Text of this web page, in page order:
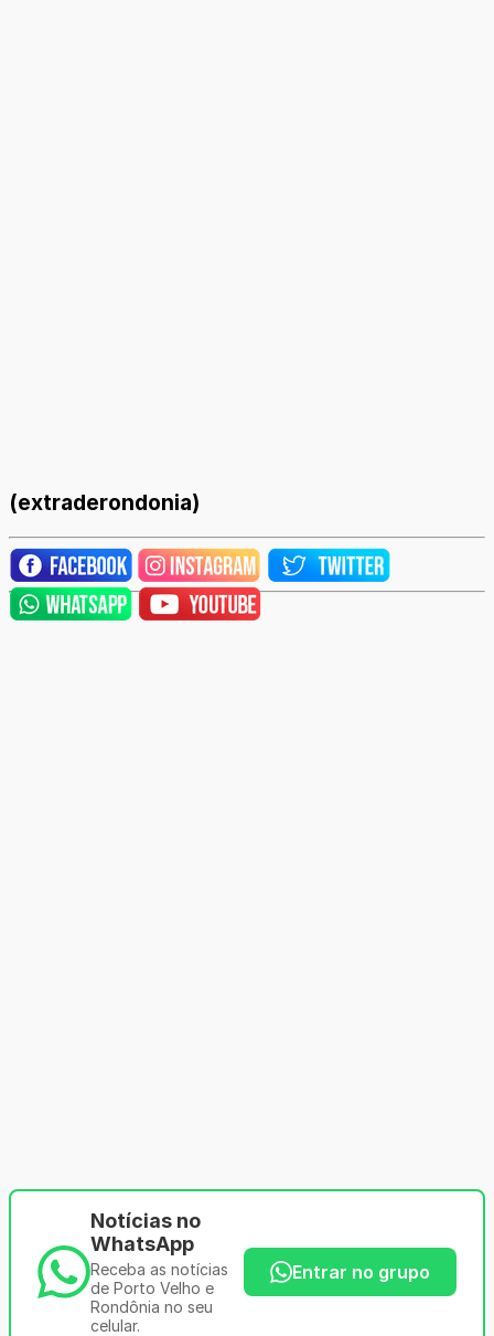
(extraderondonia)
Notícias no
WhatsApp
Receba as notícias
de Porto Velho e
Rondônia no seu
celular.
Entrar no grupo